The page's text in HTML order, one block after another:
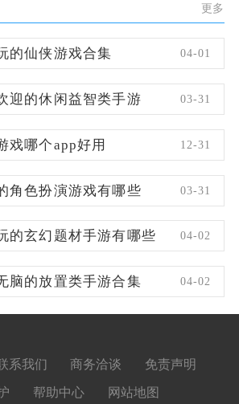
更多
的仙侠游戏合集 04-01
迎的休闲益智类手游 03-31
戏哪个app好用 12-31
角色扮演游戏有哪些 03-31
的玄幻题材手游有哪些 04-02
脑的放置类手游合集 04-02
系我们 商务洽谈 免责声明
帮助中心 网站地图